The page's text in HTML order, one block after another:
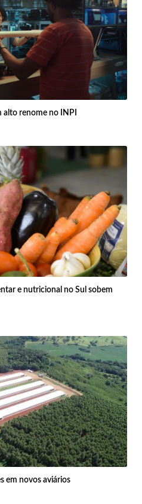
alto renome no INPI
e nutricional no Sul sobem
em novos aviários